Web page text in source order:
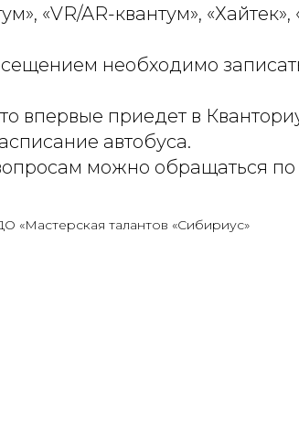
«VR/AR-квантум»,
необходимо
впервые приедет в
автобуса.
можно обращаться по
«Мастерская талантов «Сибириус»